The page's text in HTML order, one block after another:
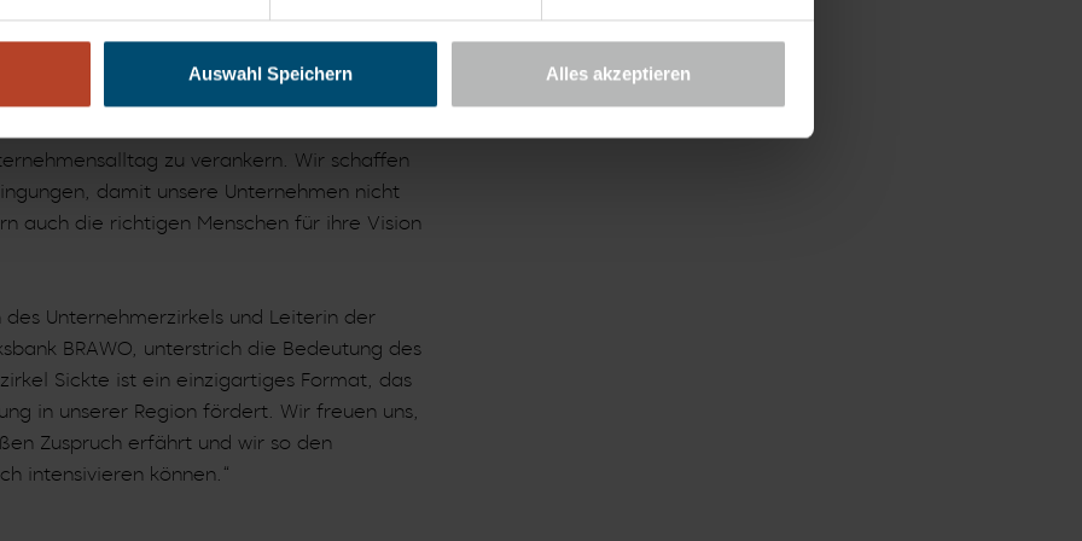
Auswahl Speichern Alles akzeptieren
und Unternehmer nahmen an der
zu verankern. Wir schaffen
damit unsere Unternehmen nicht
auch die richtigen Menschen für ihre Vision
Unternehmerzirkels und Leiterin der
BRAWO, unterstrich die Bedeutung des
Sickte ist ein einzigartiges Format, das
in unserer Region fördert. Wir freuen uns,
Zuspruch erfährt und wir so den
intensivieren können.“
Volksbank BRAWO), Tobias Henkel
Evangelischen Stiftung Neuerkerode) /
Foto: Isabell Massel